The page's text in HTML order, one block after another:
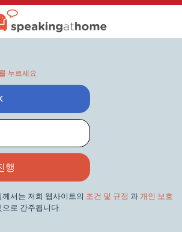
누르세요
행
서는 저희 웹사이트의 조건 및 규정 과 개인 보호
로 간주됩니다.